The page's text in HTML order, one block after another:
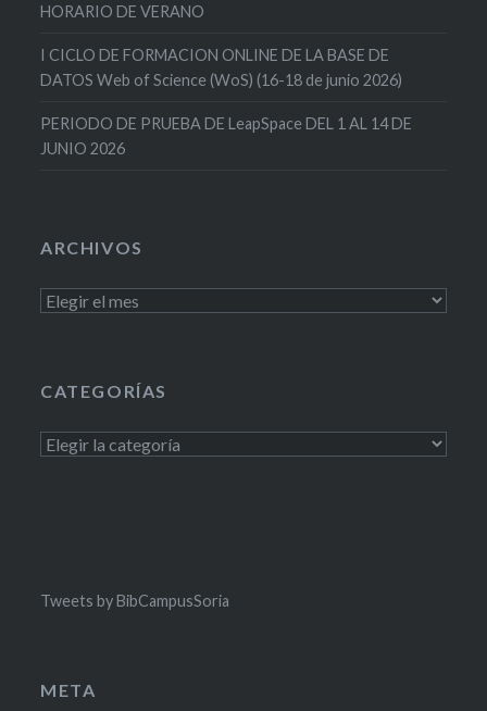
HORARIO DE VERANO
I CICLO DE FORMACION ONLINE DE LA BASE DE
DATOS Web of Science (WoS) (16-18 de junio 2026)
PERIODO DE PRUEBA DE LeapSpace DEL 1 AL 14 DE
JUNIO 2026
ARCHIVOS
Archivos
CATEGORÍAS
Categorías
Tweets by BibCampusSoria
META